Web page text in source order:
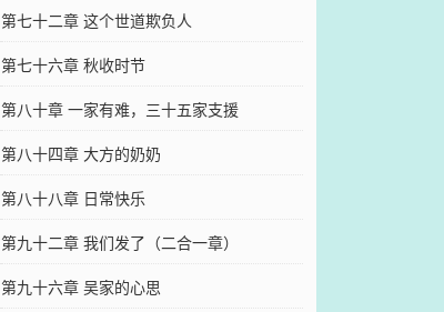
第七十二章 这个世道欺负人
第七十六章 秋收时节
第八十章 一家有难，三十五家支援
第八十四章 大方的奶奶
第八十八章 日常快乐
第九十二章 我们发了（二合一章）
第九十六章 吴家的心思